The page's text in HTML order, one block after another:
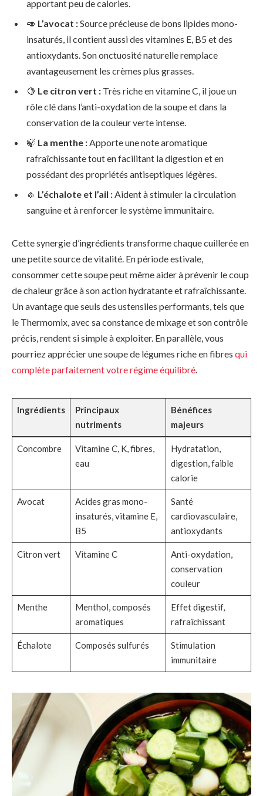
apportant peu de calories.
🥑 L’avocat :Source précieuse de bons lipides mono-
insaturés, il contient aussi des vitamines E, B5 et des
antioxydants. Son onctuosité naturelle remplace
avantageusement les crèmes plus grasses.
🍋 Le citron vert : Très riche en vitamine C, il joue un
rôle clé dans l’anti-oxydation de la soupe et dans la
conservation de la couleur verte intense.
🍃 La menthe :Apporte une note aromatique
rafraîchissante tout en facilitant la digestion et en
possédant des propriétés antiseptiques légères.
🧄 L’échalote et l’ail :Aident à stimuler la circulation
sanguine et à renforcer le système immunitaire.
Cette synergie d’ingrédients transforme chaque cuillerée en
une petite source de vitalité. En période estivale,
consommer cette soupe peut même aider à prévenir le coup
de chaleur grâce à son action hydratante et rafraîchissante.
Un avantage que seuls des ustensiles performants, tels que
le Thermomix, avec sa constance de mixage et son contrôle
précis, rendent si simple à exploiter. En parallèle, vous
pourriez apprécier une soupe de légumes riche en fibres qui
complète parfaitement votre régime équilibré.
Ingrédients
Principaux
nutriments
Bénéfices
majeurs
Concombre
Vitamine C, K, fibres,
eau
Hydratation,
digestion, faible
calorie
Avocat
Acides gras mono-
insaturés, vitamine E,
B5
Santé
cardiovasculaire,
antioxydants
Citron vert Vitamine C
Anti-oxydation,
conservation
couleur
Menthe
Menthol, composés
aromatiques
Effet digestif,
rafraîchissant
Échalote Composés sulfurés
Stimulation
immunitaire